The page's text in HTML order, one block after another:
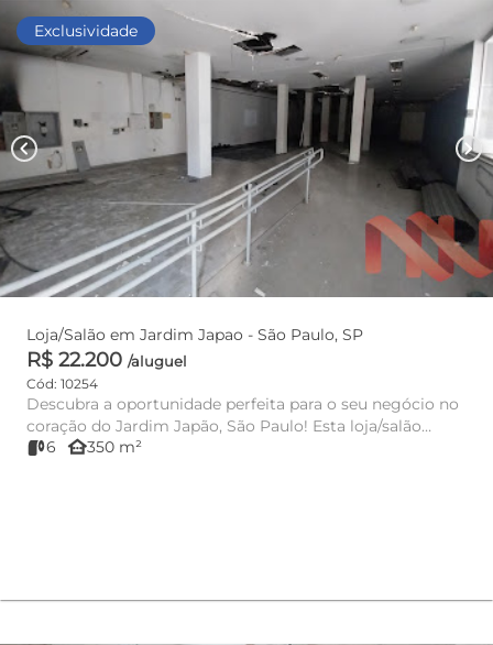
Exclusividade
chevron_left chevron_right
Loja/Salão em Jardim Japao - São Paulo, SP
R$ 22.200 /aluguel
Cód: 10254
Descubra a oportunidade perfeita para o seu negócio no
coração do Jardim Japão, São Paulo! Esta loja/salão
impressionan...
6 other_houses350 m²